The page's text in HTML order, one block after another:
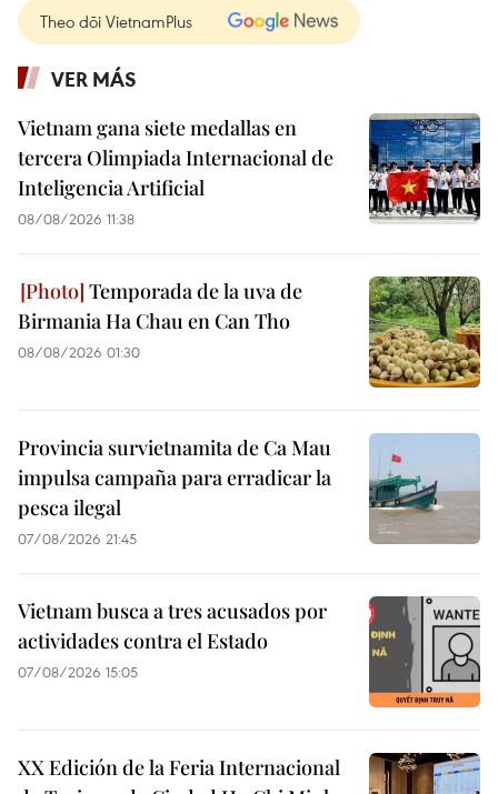
Theo dõi VietnamPlus
VER MÁS
Vietnam gana siete medallas en
tercera Olimpiada Internacional de
Inteligencia Artificial
08/08/2026 11:38
Temporada de la uva de
Birmania Ha Chau en Can Tho
08/08/2026 01:30
Provincia survietnamita de Ca Mau
impulsa campaña para erradicar la
pesca ilegal
07/08/2026 21:45
Vietnam busca a tres acusados por
actividades contra el Estado
07/08/2026 15:05
XX Edición de la Feria Internacional